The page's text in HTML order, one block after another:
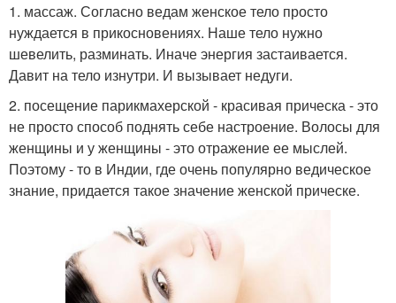
1. массаж. Согласно ведам женское тело просто
нуждается в прикосновениях. Наше тело нужно
шевелить, разминать. Иначе энергия застаивается.
Давит на тело изнутри. И вызывает недуги.
2. посещение парикмахерской - красивая прическа - это
не просто способ поднять себе настроение. Волосы для
женщины и у женщины - это отражение ее мыслей.
Поэтому - то в Индии, где очень популярно ведическое
знание, придается такое значение женской прическе.